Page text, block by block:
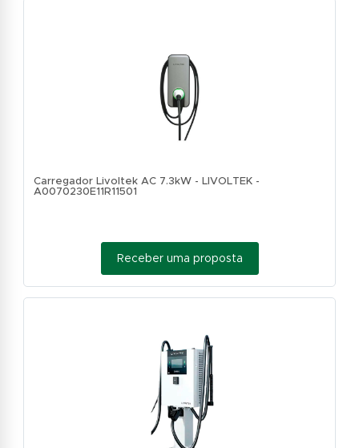
Carregador Livoltek AC 7.3kW - LIVOLTEK -
A0070230E11R11501
Receber uma proposta